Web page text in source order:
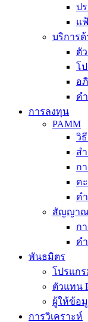
ป
แ
บริการ
ตั
โ
อ
ค
การลงทุน
PAMM
วิ
ส
ก
ค
ค
สัญญาณ
ก
ค
พันธมิตร
โปรแก
ตัวแทน
ผู้ให้ข้อ
การวิเคราะห์